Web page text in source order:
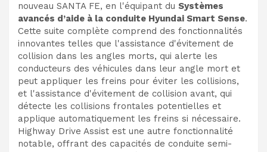
nouveau SANTA FE, en l'équipant du Systèmes
avancés d’aide à la conduite Hyundai Smart Sense.
Cette suite complète comprend des fonctionnalités
innovantes telles que l'assistance d'évitement de
collision dans les angles morts, qui alerte les
conducteurs des véhicules dans leur angle mort et
peut appliquer les freins pour éviter les collisions,
et l'assistance d'évitement de collision avant, qui
détecte les collisions frontales potentielles et
applique automatiquement les freins si nécessaire.
Highway Drive Assist est une autre fonctionnalité
notable, offrant des capacités de conduite semi-